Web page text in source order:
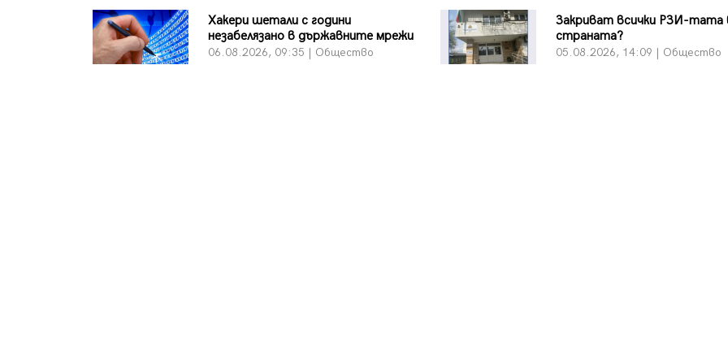
Хакери шетали с години
незабелязано в държавните мрежи
06.08.2026, 09:35 | Общество
Закриват всички РЗИ-тата
страната?
05.08.2026, 14:09 | Общество